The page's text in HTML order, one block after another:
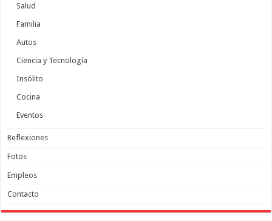
Salud
Familia
Autos
Ciencia y Tecnología
Insólito
Cocina
Eventos
Reflexiones
Fotos
Empleos
Contacto